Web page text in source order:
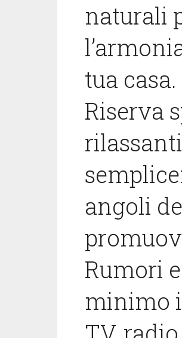
naturali
tua
Riserva
angoli
Rumori
minimo